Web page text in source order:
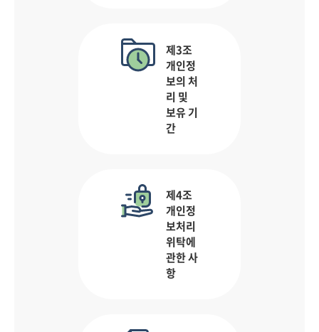
제3조
개인정
보의 처
리 및
보유 기
간
제4조
개인정
보처리
위탁에
관한 사
항